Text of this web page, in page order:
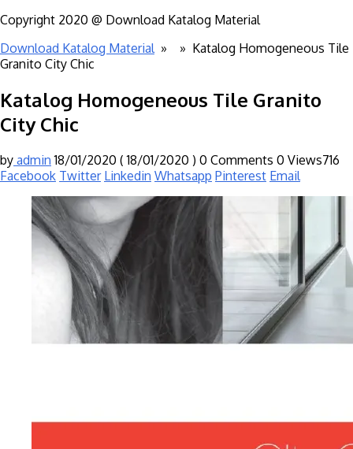
Copyright 2020 @ Download Katalog Material
Download Katalog Material» » Katalog Homogeneous Tile
Granito City Chic
Katalog Homogeneous Tile Granito
City Chic
by admin 18/01/2020 ( 18/01/2020 ) 0 Comments 0 Views716
Facebook Twitter Linkedin Whatsapp Pinterest Email